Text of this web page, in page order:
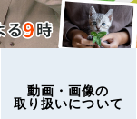
動画・画像の
取り扱いについて